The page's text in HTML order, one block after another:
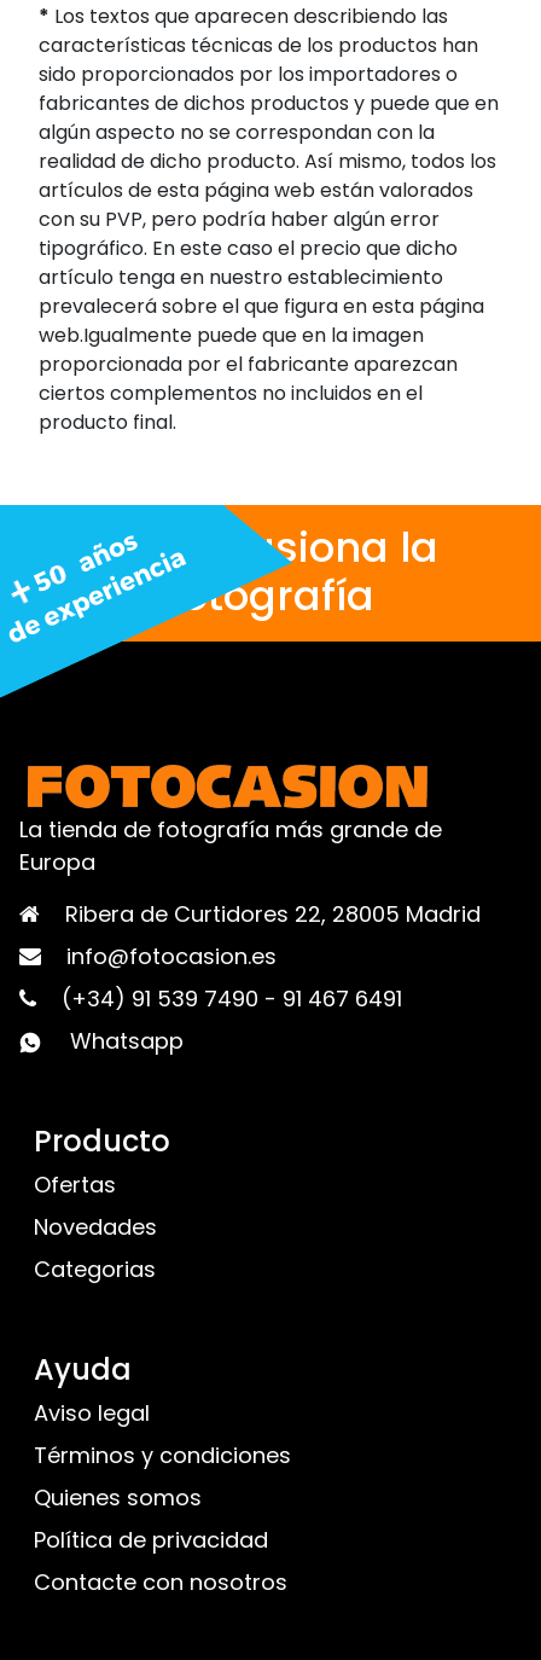
* Los textos que aparecen describiendo las
características técnicas de los productos han
sido proporcionados por los importadores o
fabricantes de dichos productos y puede que en
algún aspecto no se correspondan con la
realidad de dicho producto. Así mismo, todos los
artículos de esta página web están valorados
con su PVP, pero podría haber algún error
tipográfico. En este caso el precio que dicho
artículo tenga en nuestro establecimiento
prevalecerá sobre el que figura en esta página
web.Igualmente puede que en la imagen
proporcionada por el fabricante aparezcan
ciertos complementos no incluidos en el
producto final.
Nos apasiona la
fotografía
La tienda de fotografía más grande de
Europa
Ribera de Curtidores 22, 28005 Madrid
info@fotocasion.es
(+34) 91 539 7490 - 91 467 6491
Whatsapp
Producto
Ofertas
Novedades
Categorias
Ayuda
Aviso legal
Términos y condiciones
Quienes somos
Política de privacidad
Contacte con nosotros